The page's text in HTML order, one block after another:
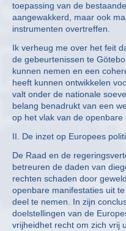
toepassing van de
aangewakkerd, maar ook
instrumenten overtreffen.
Ik verheug me over het feit
de gebeurtenissen te
kunnen nemen en een
heeft kunnen ontwikkelen
valt onder de nationale
belang benadrukt van een
op het vlak van de openbare
II. De inzet op Europees
De Raad en de
betreuren de daden van
rechten schaden door
openbare manifestaties uit
deel te nemen. In zijn
doelstellingen van de
vrijheidhet recht om zich vrij